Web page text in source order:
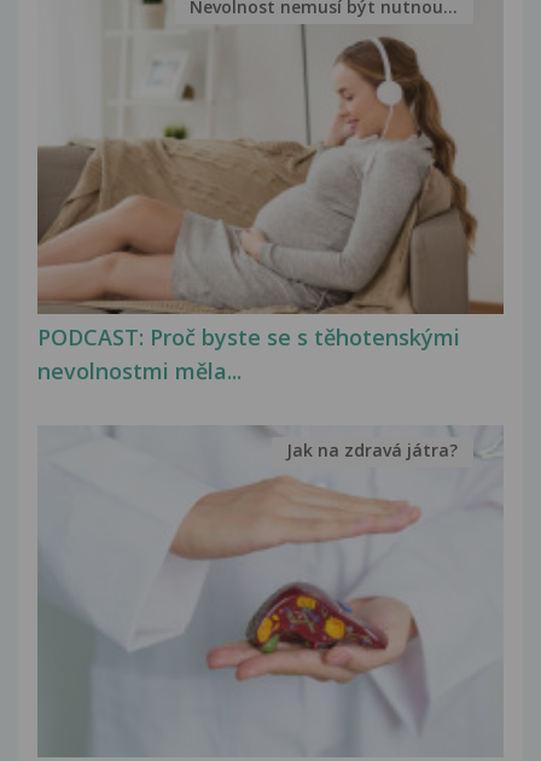
PODCAST: Proč byste se s těhotenskými
nevolnostmi měla...
Nevolnost nemusí být nutnou...
Jak na zdravá játra?